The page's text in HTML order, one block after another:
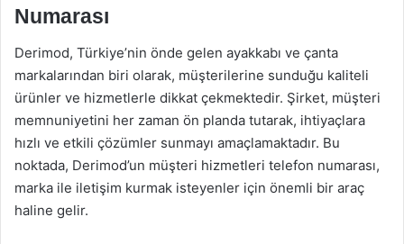
Numarası
Derimod, Türkiye’nin önde gelen ayakkabı ve çanta
markalarından biri olarak, müşterilerine sunduğu kaliteli
ürünler ve hizmetlerle dikkat çekmektedir. Şirket, müşteri
memnuniyetini her zaman ön planda tutarak, ihtiyaçlara
hızlı ve etkili çözümler sunmayı amaçlamaktadır. Bu
noktada, Derimod’un müşteri hizmetleri telefon numarası,
marka ile iletişim kurmak isteyenler için önemli bir araç
haline gelir.